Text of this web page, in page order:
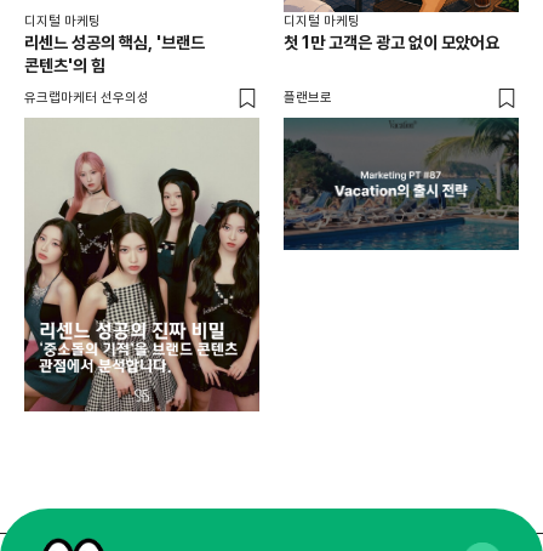
디지털 마케팅
리센느 성공의 핵심, '브랜드
콘텐츠'의 힘
유크랩마케터 선우의성
디지털 마케팅
첫 1만 고객은 광고 없이 모았어요
플랜브로